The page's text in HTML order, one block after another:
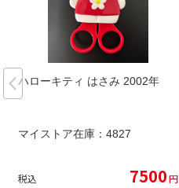
ハローキティ はさみ 2002年
マイストア在庫： 4827
税込 7500円